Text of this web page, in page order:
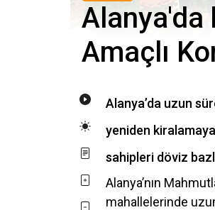
Alanya'da
Amaçlı
Alanya’da uzun
yeniden
sahipleri döviz
Alanya’nın
mahallelerinde